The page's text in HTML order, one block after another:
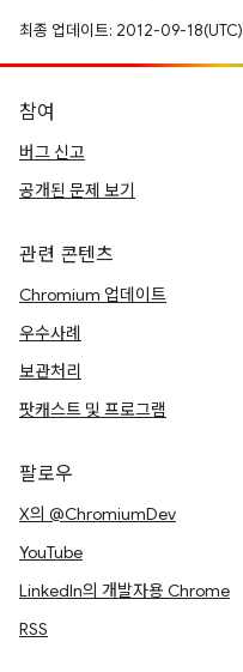
최종 업데이트: 2012-09-18(UTC)
참여
버그 신고
공개된 문제 보기
관련 콘텐츠
Chromium 업데이트
우수사례
보관처리
팟캐스트 및 프로그램
팔로우
X의 @ChromiumDev
YouTube
LinkedIn의 개발자용 Chrome
RSS